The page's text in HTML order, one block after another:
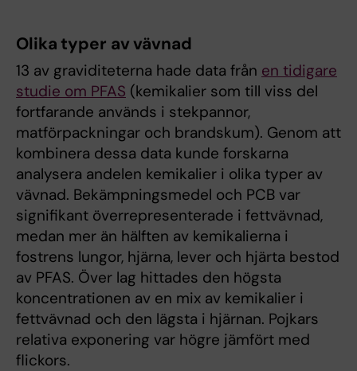
Olika typer av vävnad
13 av graviditeterna hade data från en tidigare
studie om PFAS (kemikalier som till viss del
fortfarande används i stekpannor,
matförpackningar och brandskum). Genom att
kombinera dessa data kunde forskarna
analysera andelen kemikalier i olika typer av
vävnad. Bekämpningsmedel och PCB var
signifikant överrepresenterade i fettvävnad,
medan mer än hälften av kemikalierna i
fostrens lungor, hjärna, lever och hjärta bestod
av PFAS. Över lag hittades den högsta
koncentrationen av en mix av kemikalier i
fettvävnad och den lägsta i hjärnan. Pojkars
relativa exponering var högre jämfört med
flickors.